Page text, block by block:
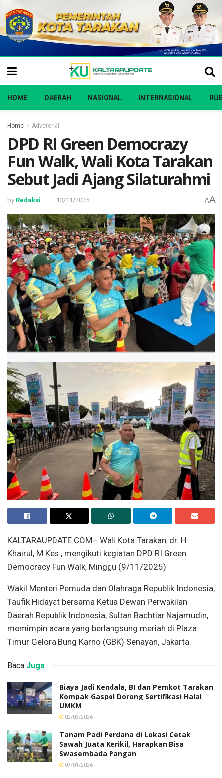
HOME DAERAH NASIONAL INTERNASIONAL
Home Advetorial
DPD RI Green Democrazy
Fun Walk, Wali Kota Tarakan
Sebut Jadi Ajang Silaturahmi
by Redaksi 13/11/2025 AA
KALTARAUPDATE.COM– Wali Kota Tarakan, dr. H.
Khairul, M.Kes., mengikuti kegiatan DPD RI Green
Democracy Fun Walk, Minggu (9/11/2025).
Wakil Menteri Pemuda dan Olahraga Republik Indonesia,
Taufik Hidayat bersama Ketua Dewan Perwakilan
Daerah Republik Indonesia, Sultan Bachtiar Najamudin,
memimpin acara yang berlangsung meriah di Plaza
Timur Gelora Bung Karno (GBK) Senayan, Jakarta.
Baca Juga
Biaya Jadi Kendala, BI dan Pemkot Tarakan
Kompak Gaspol Dorong Sertifikasi Halal
UMKM
02/03/2026
Tanam Padi Perdana di Lokasi Cetak
Sawah Juata Kerikil, Harapkan Bisa
Swasembada Pangan
07/01/2026